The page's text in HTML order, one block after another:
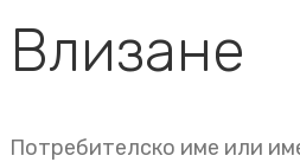
Влизане
Потребителско име или